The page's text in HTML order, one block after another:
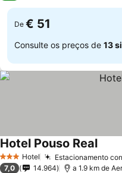
De € 51
Consulte os preços de 13
3 EstrelasHotel Estacionamento
Hotel Pouso Real
7,0 14.964 a 1.9 km de